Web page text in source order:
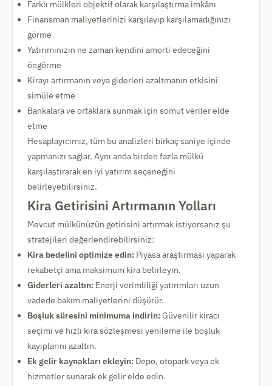
Farklı mülkleri objektif olarak karşılaştırma imkânı
Finansman maliyetlerinizi karşılayıp karşılamadığınızı
görme
Yatırımınızın ne zaman kendini amorti edeceğini
öngörme
Kirayı artırmanın veya giderleri azaltmanın etkisini
simüle etme
Bankalara ve ortaklara sunmak için somut veriler elde
etme
Hesaplayıcımız, tüm bu analizleri birkaç saniye içinde
yapmanızı sağlar. Aynı anda birden fazla mülkü
karşılaştırarak en iyi yatırım seçeneğini
belirleyebilirsiniz.
Kira Getirisini Artırmanın Yolları
Mevcut mülkünüzün getirisini artırmak istiyorsanız şu
stratejileri değerlendirebilirsiniz:
Kira bedelini optimize edin: Piyasa araştırması yaparak
rekabetçi ama maksimum kira belirleyin.
Giderleri azaltın: Enerji verimliliği yatırımları uzun
vadede bakım maliyetlerini düşürür.
Boşluk süresini minimuma indirin:Güvenilir kiracı
seçimi ve hızlı kira sözleşmesi yenileme ile boşluk
kayıplarını azaltın.
Ek gelir kaynakları ekleyin: Depo, otopark veya ek
hizmetler sunarak ek gelir elde edin.